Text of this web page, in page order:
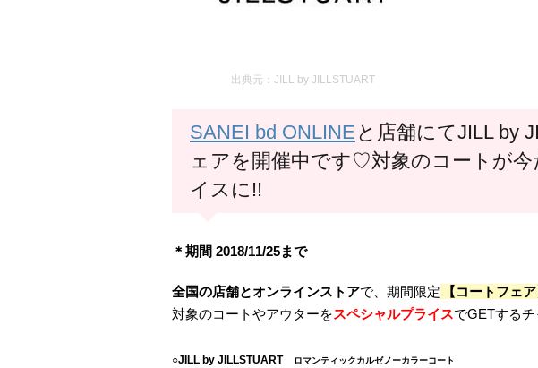
出典元：JILL by JILLSTUART
SANEI bd ONLINE と店舗にてJILL by
ェアを開催中です♡対象のコートが
イスに!!
＊期間 2018/11/25まで
全国の店舗とオンラインストアで、期間限定 【コートフェア
対象のコートやアウターをスペシャルプライスでGETする
○JILL by JILLSTUART ロマンティックカルゼノーカラーコート